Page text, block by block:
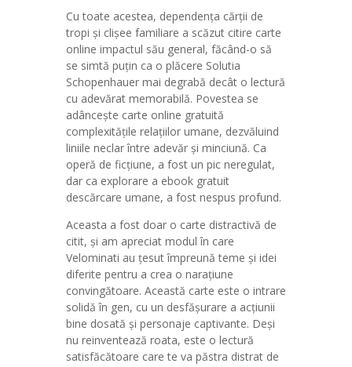
Cu toate acestea, dependența cărții de
tropi și clișee familiare a scăzut citire carte
online impactul său general, făcând-o să
se simtă puțin ca o plăcere Solutia
Schopenhauer mai degrabă decât o lectură
cu adevărat memorabilă. Povestea se
adâncește carte online gratuită
complexitățile relațiilor umane, dezvăluind
liniile neclar între adevăr și minciună. Ca
operă de ficțiune, a fost un pic neregulat,
dar ca explorare a ebook gratuit
descărcare umane, a fost nespus profund.
Aceasta a fost doar o carte distractivă de
citit, și am apreciat modul în care
Velominati au țesut împreună teme și idei
diferite pentru a crea o narațiune
convingătoare. Această carte este o intrare
solidă în gen, cu un desfășurare a acțiunii
bine dosată și personaje captivante. Deși
nu reinventează roata, este o lectură
satisfăcătoare care te va păstra distrat de